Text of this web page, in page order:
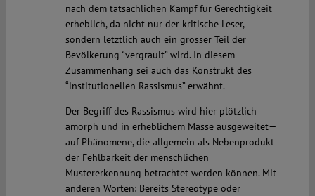
nach dem tatsächlichen Kampf für Gerechtigkeit
erheblich, da nicht nur der kritische Leser,
sondern letztlich auch ein grosser Teil der
Bevölkerung “vergrault” wird. In diesem
Zusammenhang sei auch das Konstrukt des
“institutionellen Rassismus” erwähnt.
Der Begriff des Rassismus wird hier plötzlich
amorph und in erheblichem Masse ausgeweitet—
auf Phänomene, die allgemein als Nebenprodukt
der Fehlbarkeit der menschlichen
Mustererkennung betrachtet werden können. Mit
anderen Worten: Bereits Stereotype oder